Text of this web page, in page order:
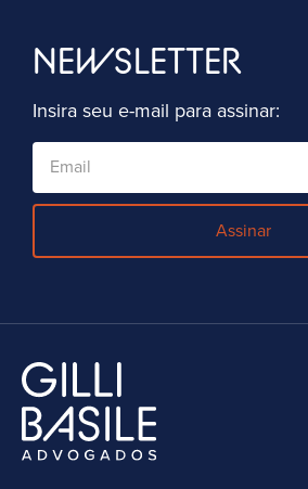
NEWSLETTER
Insira seu e-mail para assinar:
Assinar